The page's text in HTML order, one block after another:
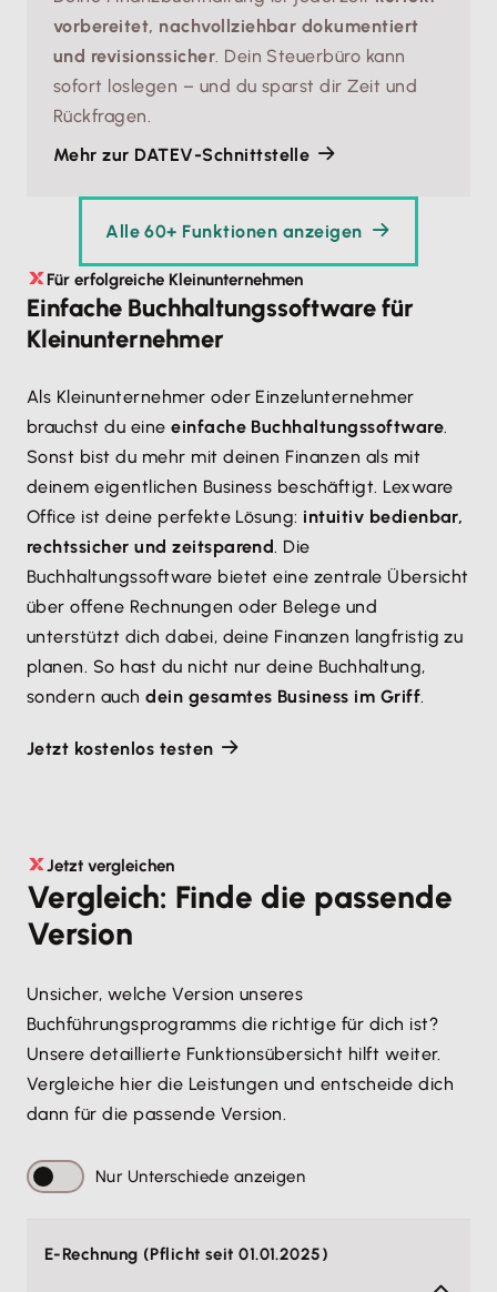
vorbereitet, nachvollziehbar dokumentiert
und revisionssicher . Dein Steuerbüro kann
sofort loslegen – und du sparst dir Zeit und
Rückfragen.
Mehr zur DATEV-Schnittstelle
Alle 60+ Funktionen anzeigen
Für erfolgreiche Kleinunternehmen
Einfache Buchhaltungssoftware für
Kleinunternehmer
Als Kleinunternehmer oder Einzelunternehmer
brauchst du eineeinfache Buchhaltungssoftware.
Sonst bist du mehr mit deinen Finanzen als mit
deinem eigentlichen Business beschäftigt. Lexware
Office ist deine perfekte Lösung: intuitiv bedienbar,
rechtssicher und zeitsparend. Die
Buchhaltungssoftware bietet eine zentrale Übersicht
über offene Rechnungen oder Belege und
unterstützt dich dabei, deine Finanzen langfristig zu
planen. So hast du nicht nur deine Buchhaltung,
sondern auchdein gesamtes Business im Griff.
Jetzt kostenlos testen
Jetzt vergleichen
Vergleich: Finde die passende
Version
Unsicher, welche Version unseres
Buchführungsprogramms die richtige für dich ist?
Unsere detaillierte Funktionsübersicht hilft weiter.
Vergleiche hier die Leistungen und entscheide dich
dann für die passende Version.
Nur Unterschiede anzeigen
E-Rechnung (Pflicht seit 01.01.2025)